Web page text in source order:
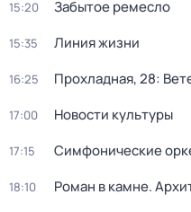
15:20 Забытое ремесло
15:35 Линия жизни
16:25 Прохладная, 28:
17:00 Новости культуры
17:15 Симфонические
18:10 Роман в камне.